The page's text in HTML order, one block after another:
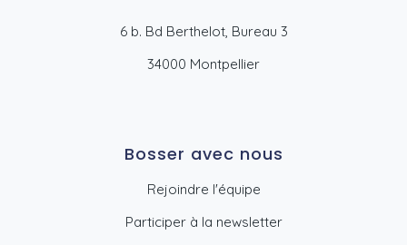
6 b. Bd Berthelot, Bureau 3
34000 Montpellier
Bosser avec nous
Rejoindre l'équipe
Participer à la newsletter